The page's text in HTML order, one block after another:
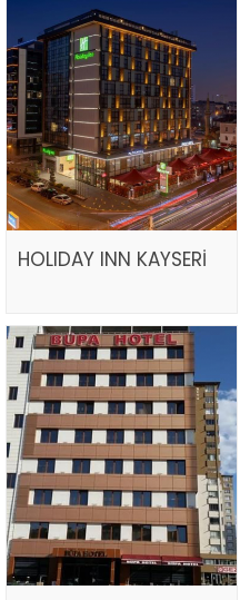
HOLIDAY INN KAYSERİ